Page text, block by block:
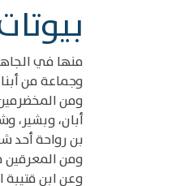
منها في
وجماعة من
ومن
أبان، وبشير،
بن رواحة أحد
ومن
وعن ابن قتيبة